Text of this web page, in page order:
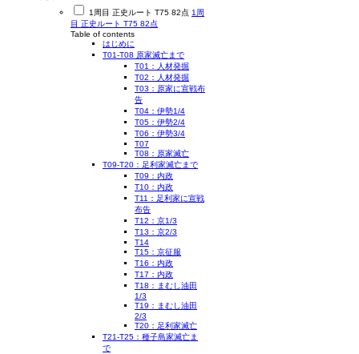
1周目 正史ルート T75 82点 1周
目 正史ルート T75 82点
Table of contents
はじめに
T01-T08 原家滅亡まで
T01：人材発掘
T02：人材発掘
T03：原家に宣戦布
告
T04：伊勢1/4
T05：伊勢2/4
T06：伊勢3/4
T07
T08：原家滅亡
T09-T20：足利家滅亡まで
T09：内政
T10：内政
T11：足利家に宣戦
布告
T12：京1/3
T13：京2/3
T14
T15：京征服
T16：内政
T17：内政
T18：まむし油田
1/3
T19：まむし油田
2/3
T20：足利家滅亡
T21-T25：種子島家滅亡ま
で